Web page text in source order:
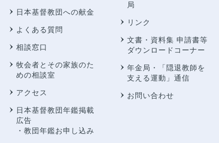
日本基督教団への献金
よくある質問
相談窓口
牧会者とその家族のた
めの相談室
アクセス
日本基督教団年鑑掲載
広告
・教団年鑑お申し込み
局
リンク
文書・資料集 申請書等
ダウンロードコーナー
年金局・
「隠退教師を
支える運動」通信
お問い合わせ